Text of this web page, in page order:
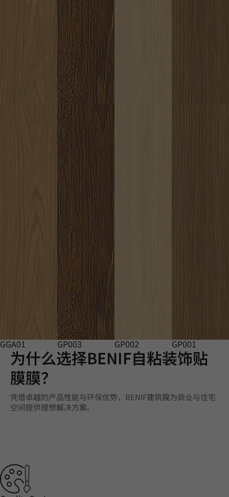
GGA01 GP003 GP002 GP001
为什么选择BENIF自粘装饰贴
膜膜？
凭借卓越的产品性能与环保优势，BENIF建筑膜为商业与住宅
空间提供理想解决方案。